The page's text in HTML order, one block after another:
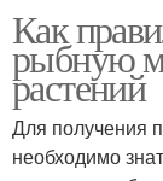
Как
рыбную
растений
Для получения
необходимо